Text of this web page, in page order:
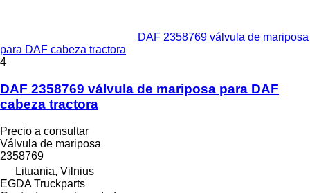
DAF 2358769 válvula de mariposa
para DAF cabeza tractora
4
DAF 2358769 válvula de mariposa para DAF
cabeza tractora
Precio a consultar
Válvula de mariposa
2358769
Lituania, Vilnius
EGDA Truckparts